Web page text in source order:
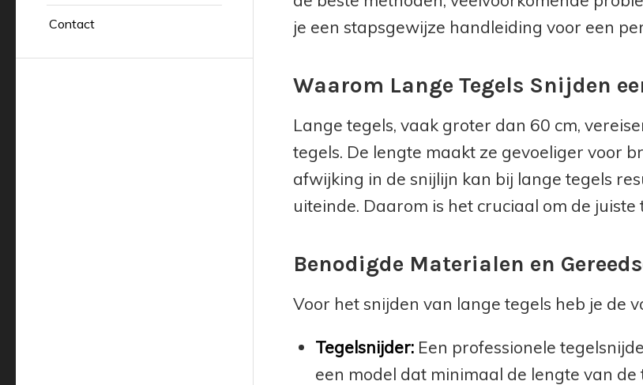
Contact
je een stapsgewijze handleiding voor een
Waarom Lange Tegels Snijden
Lange tegels, vaak groter dan 60 cm,
tegels. De lengte maakt ze gevoeliger voor
afwijking in de snijlijn kan bij lange tegels
uiteinde. Daarom is het cruciaal om de
Benodigde Materialen en
Voor het snijden van lange tegels heb je de
Tegelsnijder: Een professionele
een model dat minimaal de lengte van